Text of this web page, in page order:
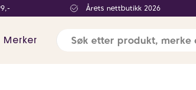
Årets nettbutikk 2026
Merker